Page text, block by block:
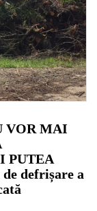
VOR MAI
PUTEA
defrișare a